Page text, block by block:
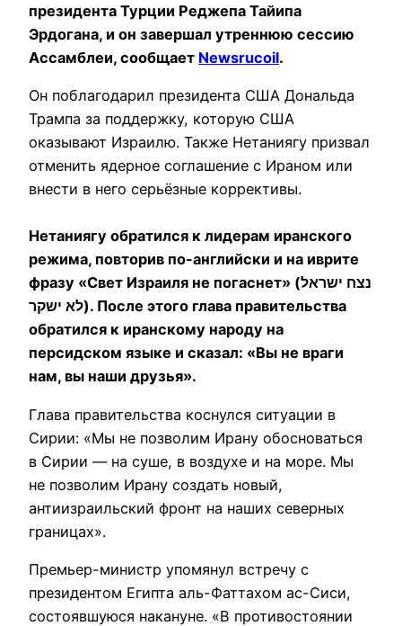
президента Турции Реджепа Тайипа
Эрдогана, и он завершал утреннюю сессию
Ассамблеи, сообщает Newsrucoil.
Он поблагодарил президента США Дональда
Трампа за поддержку, которую США
оказывают Израилю. Также Нетаниягу призвал
отменить ядерное соглашение с Ираном или
внести в него серьёзные коррективы.
Нетаниягу обратился к лидерам иранского
режима, повторив по-английски и на иврите
фразу «Свет Израиля не погаснет» (נצח ישראל
לא ישקר). После этого глава правительства
обратился к иранскому народу на
персидском языке и сказал: «Вы не враги
нам, вы наши друзья».
Глава правительства коснулся ситуации в
Сирии: «Мы не позволим Ирану обосноваться
в Сирии — на суше, в воздухе и на море. Мы
не позволим Ирану создать новый,
антиизраильский фронт на наших северных
границах».
Премьер-министр упомянул встречу с
президентом Египта аль-Фаттахом ас-Сиси,
состоявшуюся накануне. «В противостоянии